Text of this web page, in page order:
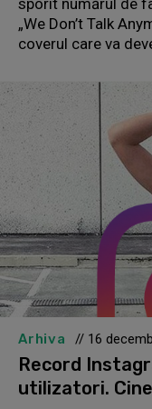
sporit numărul de
„We Don’t Talk
coverul care va
Arhiva // 16
Record
utilizatori.